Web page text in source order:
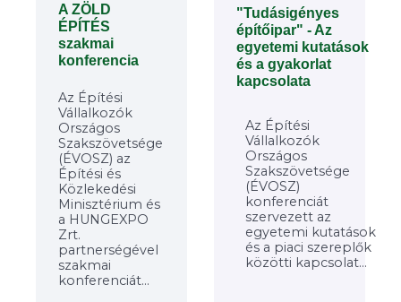
A ZÖLD
ÉPÍTÉS
szakmai
konferencia
Az Építési
Vállalkozók
Országos
Szakszövetsége
(ÉVOSZ) az
Építési és
Közlekedési
Minisztérium és
a HUNGEXPO
Zrt.
partnerségével
szakmai
konferenciát...
"Tudásigényes
építőipar" - Az
egyetemi kutatások
és a gyakorlat
kapcsolata
Az Építési
Vállalkozók
Országos
Szakszövetsége
(ÉVOSZ)
konferenciát
szervezett az
egyetemi kutatások
és a piaci szereplők
közötti kapcsolat...